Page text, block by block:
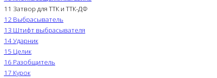
11 Затвор для ТТК и ТТК-ДФ
12 Выбрасыватель
13 Штифт выбрасывателя
14 Ударник
15 Целик
16 Разобщитель
17 Курок